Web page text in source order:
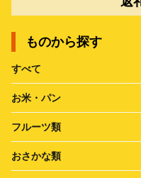
ものから探す
すべて
お米・パン
フルーツ類
おさかな類